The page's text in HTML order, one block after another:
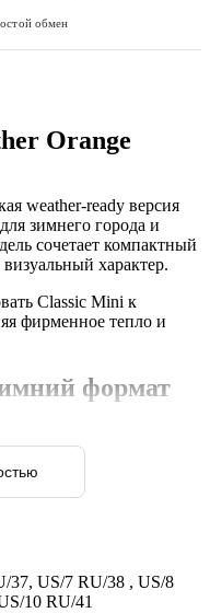
обмен
Orange
weather-ready версия
зимнего города и
сочетает компактный
характер.
Classic Mini к
фирменное тепло и
формат
благодаря низкой
обеспечивает
ритме.
гардероба
и заметной. Такой
casual и lifestyle-
37, US/7 RU/38 , US/8
10 RU/41